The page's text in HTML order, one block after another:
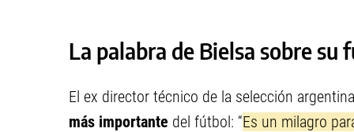
La palabra de Bielsa sobre su
El ex director técnico de la selección
más importante del fútbol: “Es un milagro